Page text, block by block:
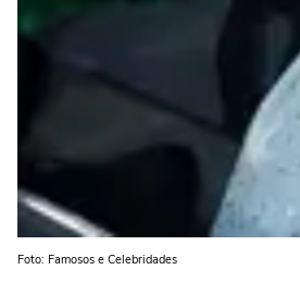
Foto: Famosos e Celebridades